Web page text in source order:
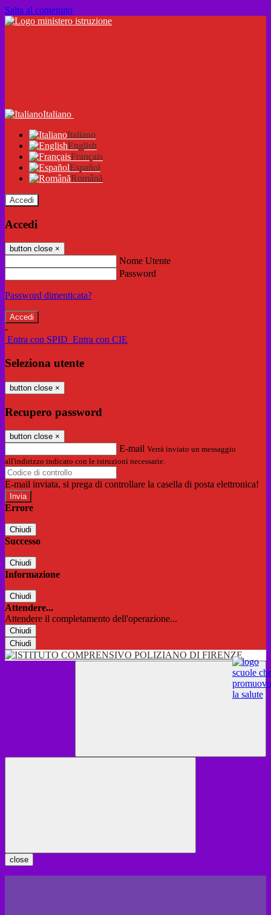
Salta al contenuto
Italiano
Italiano
English
Français
Español
Română
Accedi
Accedi
button close ×
Nome Utente
Password
Password dimenticata?
-
Entra con SPID Entra con CIE
Seleziona utente
button close ×
Recupero password
button close ×
E-mail Verrà inviato un messaggio
all'indirizzo indicato con le istruzioni necessarie.
E-mail inviata, si prega di controllare la casella di posta elettronica!
Errore
Chiudi
Successo
Chiudi
Informazione
Chiudi
Attendere...
Attendere il completamento dell'operazione...
Chiudi
Chiudi
close